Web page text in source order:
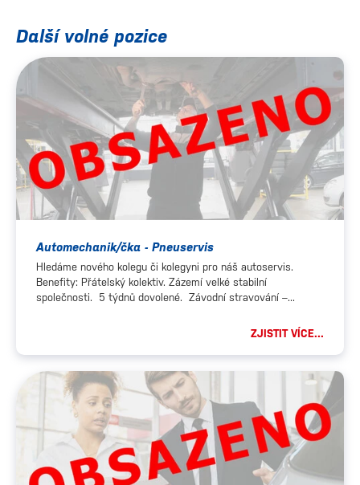
Další volné pozice
Automechanik/čka - Pneuservis
Hledáme nového kolegu či kolegyni pro náš autoservis.
Benefity: Přátelský kolektiv. Zázemí velké stabilní
společnosti. 5 týdnů dovolené. Závodní stravování –...
ZJISTIT VÍCE...